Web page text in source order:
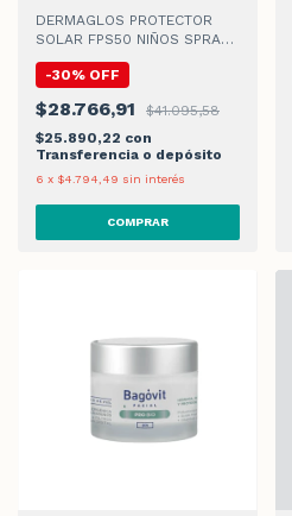
DERMAGLOS PROTECTOR
SOLAR FPS50 NIÑOS SPRAY
-30% OFF
$28.766,91
$41.095,58
$25.890,22 con
Transferencia o depósito
6 x $4.794,49 sin interés